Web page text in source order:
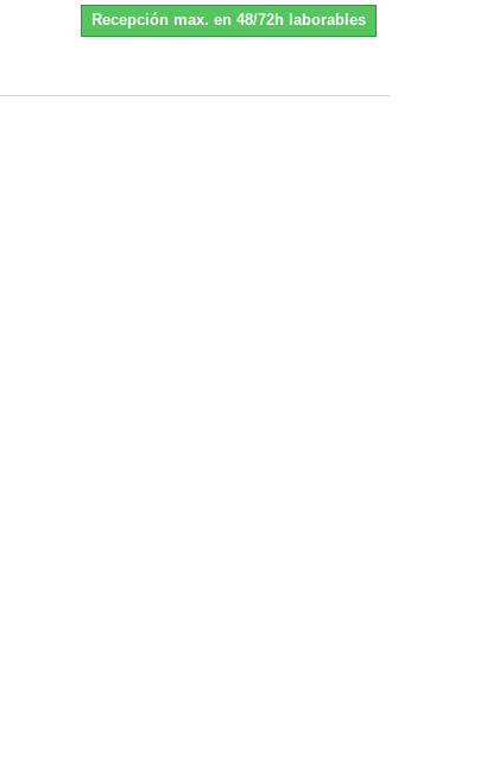
Recepción max. en 48/72h laborables